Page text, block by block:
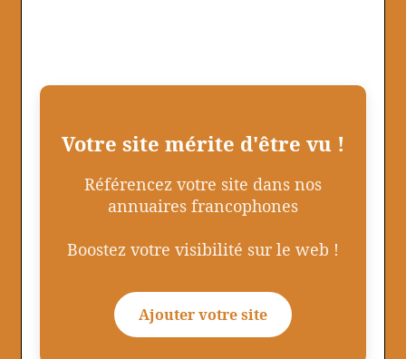
Votre site mérite d'être vu !
Référencez votre site dans nos
annuaires francophones
Boostez votre visibilité sur le web !
Ajouter votre site